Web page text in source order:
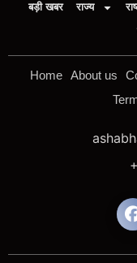
बड़ी खबर राज्य
Home About us